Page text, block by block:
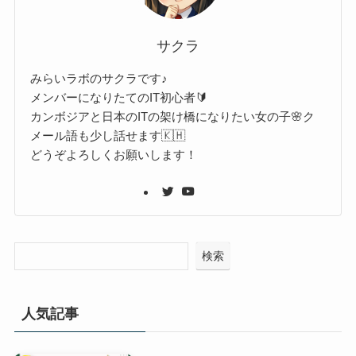
サクラ
みらいラボのサクラです♪
メンバーになりたてのIT初心者🔰
カンボジアと日本のITの架け橋になりたい女の子🌸ク
メール語も少し話せます🇰🇭
どうぞよろしくお願いします！
検索
人気記事